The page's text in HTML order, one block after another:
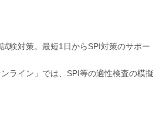
験対策。最短1日からSPI対策のサポー
ライン」では、SPI等の適性検査の模擬